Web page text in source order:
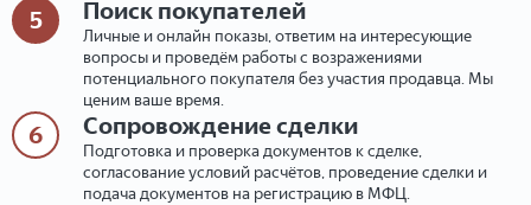
5 Поиск покупателей
Личные и онлайн показы, ответим на интересующие
вопросы и проведём работы с возражениями
потенциального покупателя без участия продавца. Мы
ценим ваше время.
6 Сопровождение сделки
Подготовка и проверка документов к сделке,
согласование условий расчётов, проведение сделки и
подача документов на регистрацию в МФЦ.